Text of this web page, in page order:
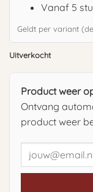
Vanaf 5
Geldt per variant
Uitverkocht
Product weer
Ontvang
product weer